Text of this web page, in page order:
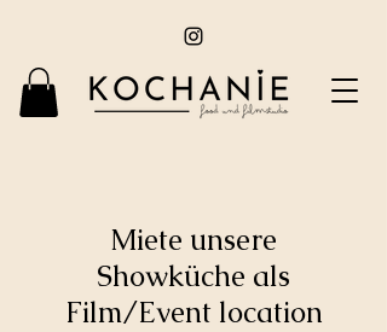
Miete unsere
Showküche als
Film/Event location